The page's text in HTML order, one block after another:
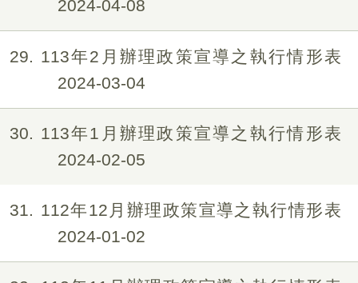
2024-04-08
29
113年2月辦理政策宣導之執行情形表
2024-03-04
30
113年1月辦理政策宣導之執行情形表
2024-02-05
31
112年12月辦理政策宣導之執行情形表
2024-01-02